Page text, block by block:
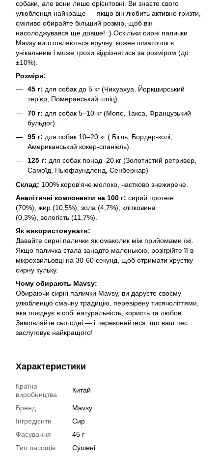
собаки, але вони лише орієнтовні. Ви знаєте свого
улюбленця найкраще — якщо він любить активно гризти,
сміливо обирайте більший розмір, щоб він
насолоджувався ще довше! :) Оскільки сирні палички
Mavsy виготовляються вручну, кожен шматочок є
унікальним і може трохи відрізнятися за розміром (до
±10%).
Розміри:
45 г: для собак до 5 кг (Чихуахуа, Йоркширський
тер’єр, Померанський шпіц).
70 г: для собак 5–10 кг (Мопс, Такса, Французький
бульдог).
95 г: для собак 10–20 кг ( Бігль, Бордер-колі,
Американський кокер-спанієль).
125 г: для собак понад 20 кг (Золотистий ретривер,
Самоїд, Ньюфаундленд, Сенбернар)
Склад: 100% коров’яче молоко, частково знежирене.
Аналітичні компоненти на 100 г: сирий протеїн
(70%), жир (10,5%), зола (4,7%), клітковина
(0,3%), вологість (11,7%).
Як використовувати:
Давайте сирні палички як смаколик між прийомами їжі.
Якщо паличка стала занадто маленькою, розігрійте її в
мікрохвильовці на 30-60 секунд, щоб отримати хрустку
сирну кульку.
Чому обирають Mavsy:
Обираючи сирні палички Mavsy, ви даруєте своєму
улюбленцю смачну традицію, перевірену тисячоліттями,
яка поєднує в собі натуральність, користь та любов.
Замовляйте сьогодні — і переконайтеся, що ваш пес
заслуговує найкращого!
Характеристики
Країна
виробництва
Китай
Бренд
Mavsy
Інгредієнти
Сир
Фасування
45 г
Тип ласощів
Сушені